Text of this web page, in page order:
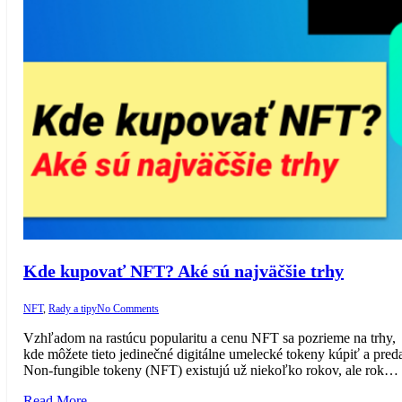
Kde kupovať NFT? Aké sú najväčšie trhy
NFT, Rady a tipyNo Comments
Vzhľadom na rastúcu popularitu a cenu NFT sa pozrieme na trhy,
kde môžete tieto jedinečné digitálne umelecké tokeny kúpiť a
Non-fungible tokeny (NFT) existujú už niekoľko rokov, ale rok…